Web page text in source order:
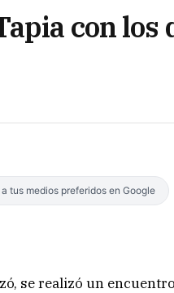
con los
tus medios preferidos en Google
se realizó un